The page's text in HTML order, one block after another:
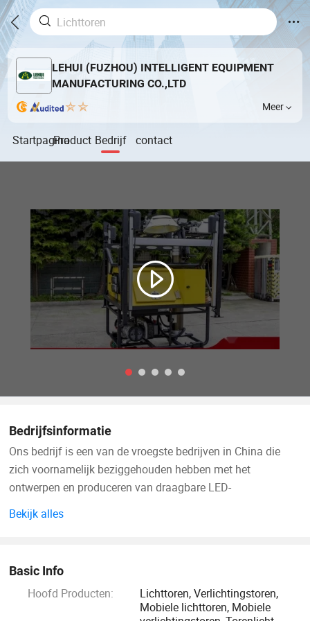
LEHUI (FUZHOU) INTELLIGENT EQUIPMENT
MANUFACTURING CO.,LTD
Meer
StartpaginaProduct Bedrijf contact
Bedrijfsinformatie
Ons bedrijf is een van de vroegste bedrijven in China die
zich voornamelijk beziggehouden hebben met het
ontwerpen en produceren van draagbare LED-
variabele berichtborden, multicolor VMS-bord, mobiel full
In de loop der jaren heeft ons bedrijf zich gericht op
productonderzoek en -ontwikkeling en op maatwerk
Bekijk alles
Basic Info
Hoofd Producten:
Lichttoren, Verlichtingstoren,
Mobiele lichttoren, Mobiele